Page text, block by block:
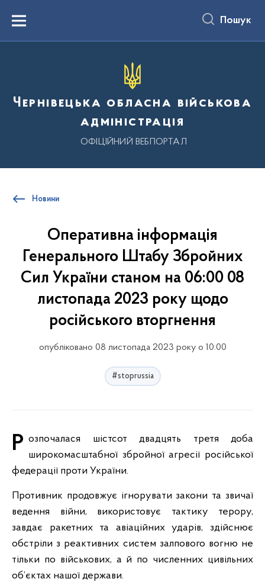
вмістуMenu Пошук
Чернівецька обласна військова
адміністрація
ОФІЦІЙНИЙ ВЕБПОРТАЛ
Новини
Оперативна інформація
Генерального Штабу Збройних
Сил України станом на 06:00 08
листопада 2023 року щодо
російського вторгнення
опубліковано 08 листопада 2023 року о 10:00
#stoprussia
Розпочалася шістсот двадцять третя доба широкомасштабної збройної агресії російської
федерації проти України.
Противник продовжує ігнорувати закони та звичаї
ведення війни, використовує тактику терору,
завдає ракетних та авіаційних ударів, здійснює
обстріли з реактивних систем залпового вогню не
тільки по військових, а й по численних цивільних
об’єктах нашої держави.